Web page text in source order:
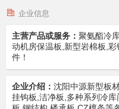
企业信息
主营产品或服务： 聚氨酯冷
动机房保温板,新型岩棉板,
件！
企业介绍： 沈阳中源新型板
挂钩板,洁净板,多种系列冷